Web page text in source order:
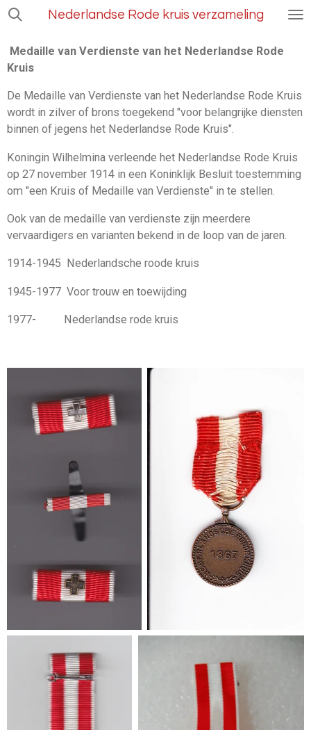
Ga
naar
de
Nederlandse Rode kruis verzameling
Medaille van Verdienste van het Nederlandse Rode
Kruis
De Medaille van Verdienste van het Nederlandse Rode Kruis
wordt in zilver of brons toegekend "voor belangrijke diensten
binnen of jegens het Nederlandse Rode Kruis".
Koningin Wilhelmina verleende het Nederlandse Rode Kruis
op 27 november 1914 in een Koninklijk Besluit toestemming
om "een Kruis of Medaille van Verdienste" in te stellen.
Ook van de medaille van verdienste zijn meerdere
vervaardigers en varianten bekend in de loop van de jaren.
1914-1945 Nederlandsche roode kruis
1945-1977 Voor trouw en toewijding
1977- Nederlandse rode kruis